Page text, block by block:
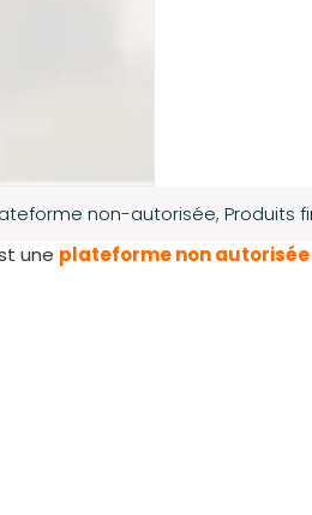
non-autorisée, Produits
une plateforme non autorisée